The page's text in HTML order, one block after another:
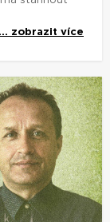
zobrazit více